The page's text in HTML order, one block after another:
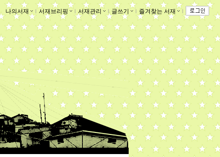
나의서재 ｌ 서재브리핑 ｌ 서재관리 ｌ 글쓰기 ｌ 즐겨찾는 서재 ｌ